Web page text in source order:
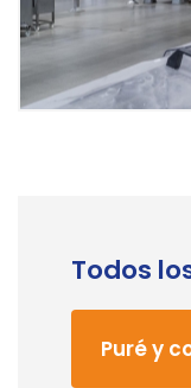
Todos
Puré y